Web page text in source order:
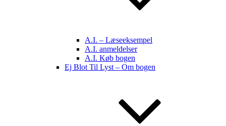
A.I. – Læseeksempel
A.I. anmeldelser
A.I. Køb bogen
Ej Blot Til Lyst – Om bogen